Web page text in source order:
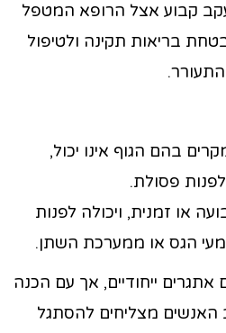
קבוע אצל הרופא המטפל
בריאות תקינה ולטיפול
בהם הגוף אינו יכול,
פסולת.
או זמנית, ויכולה לפנות
הגס או ממערכת השתן.
ייחודיים, אך עם הכנה
האנשים מצליחים להסתגל